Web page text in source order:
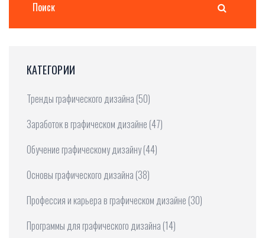
КАТЕГОРИИ
Тренды графического дизайна (50)
Заработок в графическом дизайне (47)
Обучение графическому дизайну(44)
Основы графического дизайна (38)
Профессия и карьера в графическом дизайне (30)
Программы для графического дизайна (14)